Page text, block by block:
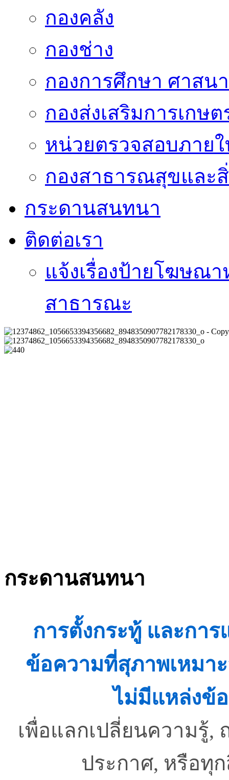
กองคลัง
กองช่าง
กองการศึกษา ศาสน
กองส่งเสริมการเกษต
หน่วยตรวจสอบภาย
กองสาธารณสุขและ
กระดานสนทนา
ติดต่อเรา
แจ้งเรื่องป้ายโฆษณ
สาธารณะ
กระดานสนทนา
การตั้งกระทู้ และกา
ข้อความที่สุภาพเหมา
ไม่มีแหล่งข้
เพื่อแลกเปลี่ยนความรู้
ประกาศ, หรือทุ